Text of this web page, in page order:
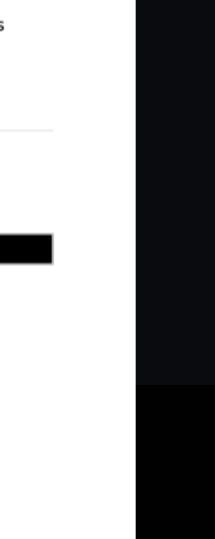
social”,
del
del
soluciones
de la